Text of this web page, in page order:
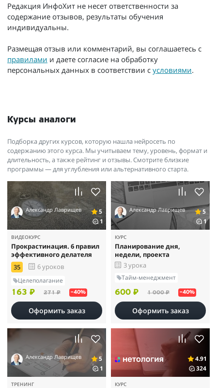
Редакция ИнфоХит не несет ответственности за
содержание отзывов, результаты обучения
индивидуальны.
Размещая отзыв или комментарий, вы соглашаетесь с
правилами и даете согласие на обработку
персональных данных в соответствии с условиями.
Курсы аналоги
Подборка других курсов, которую нашла нейросеть по
содержанию этого курса. Мы учитываем тему, уровень, формат и
длительность, а также рейтинг и отзывы. Смотрите близкие
программы — для углубления или альтернативного старта.
Александр Лаврищев
5
1
ВИДЕОКУРС
Прокрастинация. 6 правил
эффективного делателя
35
6 уроков
Целеполагание
163 ₽ 271 ₽ –40%
Оформить заказ
Александр Лаврищев
5
1
КУРС
Планирование дня,
недели, проекта
3 урока
Тайм-менеджмент
600 ₽ 1 000 ₽ –40%
Оформить заказ
Александр Лаврищев
5
1
ТРЕНИНГ
4.91
324
КУРС